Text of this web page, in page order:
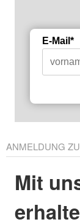
E-Mail*
ANMELDUNG
Mit